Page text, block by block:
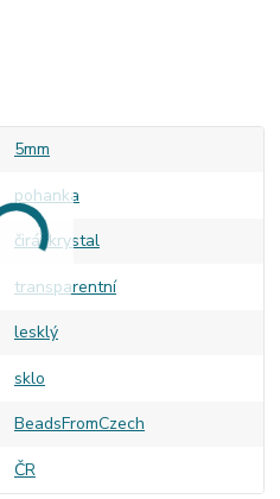
5mm
pohanka
čirá, krystal
transparentní
lesklý
sklo
BeadsFromCzech
ČR